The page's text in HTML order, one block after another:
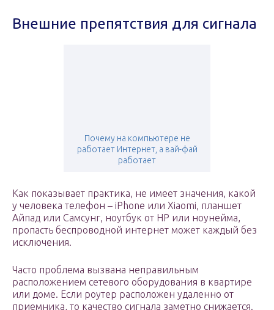
Внешние препятствия для сигнала
Почему на компьютере не
работает Интернет, а вай-фай
работает
Как показывает практика, не имеет значения, какой
у человека телефон – iPhone или Xiaomi, планшет
Айпад или Самсунг, ноутбук от HP или ноунейма,
пропасть беспроводной интернет может каждый без
исключения.
Часто проблема вызвана неправильным
расположением сетевого оборудования в квартире
или доме. Если роутер расположен удаленно от
приемника, то качество сигнала заметно снижается.